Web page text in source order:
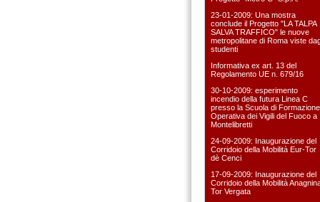
23-01-2009: Una mostra
conclude il Progetto "LA TALPA
SALVA TRAFFICO" le nuove
metropolitane di Roma viste
studenti
Informativa ex art. 13 del
Regolamento UE n. 679/16
30-10-2009: esperimento
incendio della futura Linea C
presso la Scuola di Formazione
Operativa dei Vigili del Fuoco a
Montelibretti
24-09-2009: Inaugurazione del
Corridoio della Mobilità Eur-Tor
dè Cenci
17-09-2009: Inaugurazione del
Corridoio della Mobilità
Tor Vergata